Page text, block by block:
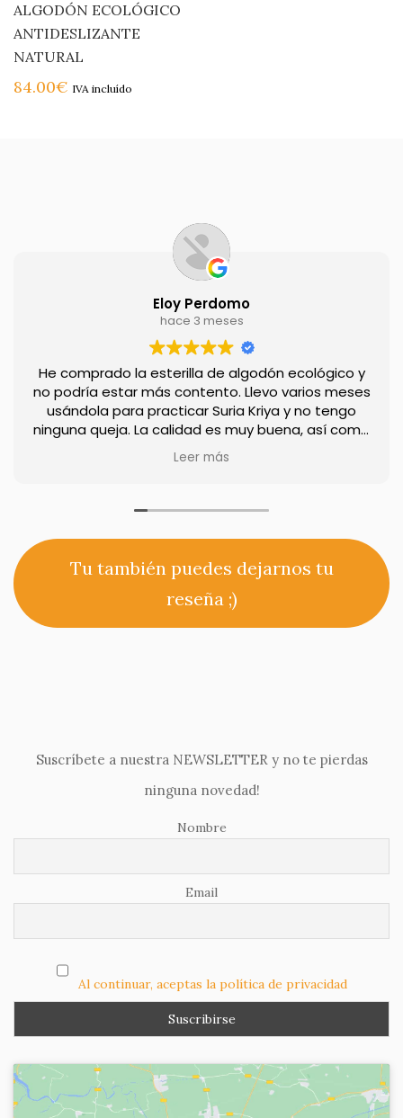
ALGODÓN ECOLÓGICO
ANTIDESLIZANTE
NATURAL
84.00€ IVA incluído
Eloy Perdomo
hace 3 meses
He comprado la esterilla de algodón ecológico y
no podría estar más contento. Llevo varios meses
usándola para practicar Suria Kriya y no tengo
ninguna queja. La calidad es muy buena, así como
la sensación al tacto. Además, las manos no
resbalan, y no desliza ni en parquet ni en baldosas.
Leer más
Tu también puedes dejarnos tu
reseña ;)
Suscríbete a nuestra NEWSLETTER y no te pierdas
ninguna novedad!
Nombre
Email
Al continuar, aceptas la política de privacidad